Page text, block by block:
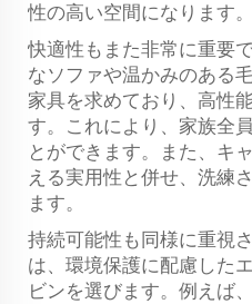
性の高い空間になります。
快適性もまた非常に重要
なソファや温かみのある
家具を求めており、高性
す。これにより、家族全
とができます。また、キ
える実用性と併せ、洗練
ます。
持続可能性も同様に重視
は、環境保護に配慮した
ビンを選びます。例えば